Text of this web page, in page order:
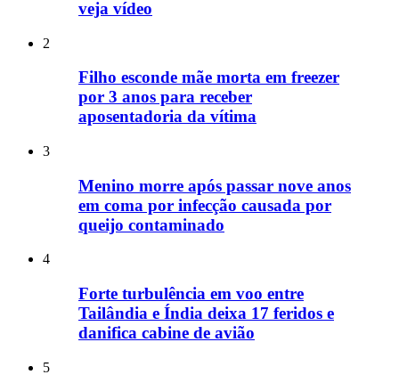
veja vídeo
2
Filho esconde mãe morta em freezer
por 3 anos para receber
aposentadoria da vítima
3
Menino morre após passar nove anos
em coma por infecção causada por
queijo contaminado
4
Forte turbulência em voo entre
Tailândia e Índia deixa 17 feridos e
danifica cabine de avião
5